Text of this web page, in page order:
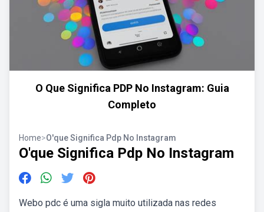
O Que Significa PDP No Instagram: Guia
Completo
Home>O'que Significa Pdp No Instagram
O'que Significa Pdp No Instagram
Webo pdc é uma sigla muito utilizada nas redes